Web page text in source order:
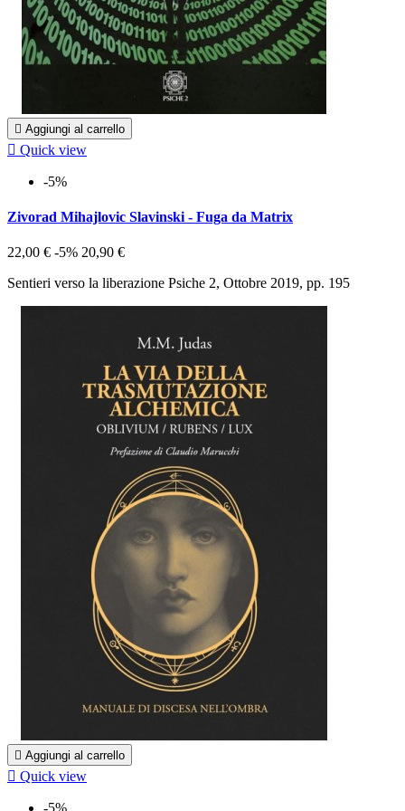
 Aggiungi al carrello
 Quick view
-5%
Zivorad Mihajlovic Slavinski - Fuga da Matrix
22,00 € -5% 20,90 €
Sentieri verso la liberazione Psiche 2, Ottobre 2019, pp. 195
 Aggiungi al carrello
 Quick view